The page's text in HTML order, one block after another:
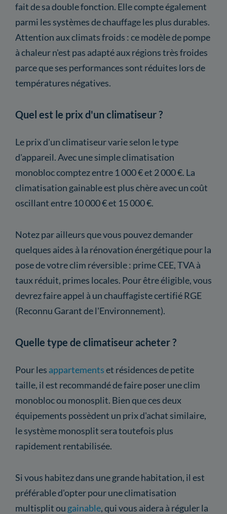
fait de sa double fonction. Elle compte également
parmi les systèmes de chauffage les plus durables.
Attention aux climats froids : ce modèle de pompe
à chaleur n'est pas adapté aux régions très froides
parce que ses performances sont réduites lors de
températures négatives.
Quel est le prix d'un climatiseur ?
Le prix d'un climatiseur varie selon le type
d'appareil. Avec une simple climatisation
monobloc comptez entre 1 000 € et 2 000 €. La
climatisation gainable est plus chère avec un coût
oscillant entre 10 000 € et 15 000 €.
Notez par ailleurs que vous pouvez demander
quelques aides à la rénovation énergétique pour la
pose de votre clim réversible : prime CEE, TVA à
taux réduit, primes locales. Pour être éligible, vous
devrez faire appel à un chauffagiste certifié RGE
(Reconnu Garant de l'Environnement).
Quelle type de climatiseur acheter ?
Pour les appartementset résidences de petite
taille, il est recommandé de faire poser une clim
monobloc ou monosplit. Bien que ces deux
équipements possèdent un prix d'achat similaire,
le système monosplit sera toutefois plus
rapidement rentabilisée.
Si vous habitez dans une grande habitation, il est
préférable d'opter pour une climatisation
multisplit ou gainable, qui vous aidera à réguler la